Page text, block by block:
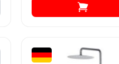
ручной душ, черный